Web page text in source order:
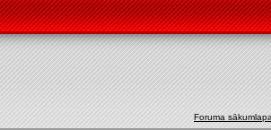
Foruma sākumlapa